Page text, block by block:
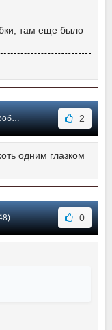
там еще было
#2 2
одним глазком
#1 0